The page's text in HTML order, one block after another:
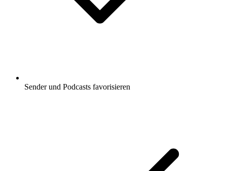
Sender und Podcasts favorisieren